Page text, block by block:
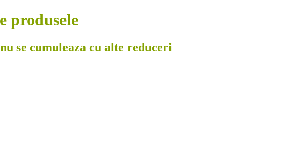
produsele
se cumuleaza cu alte reduceri